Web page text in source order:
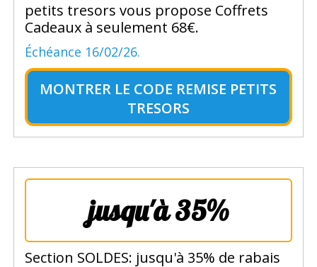
petits tresors vous propose Coffrets
Cadeaux à seulement 68€.
Échéance 16/02/26.
MONTRER LE CODE REMISE PETITS
TRESORS
jusqu'à 35%
Section SOLDES: jusqu'à 35% de rabais